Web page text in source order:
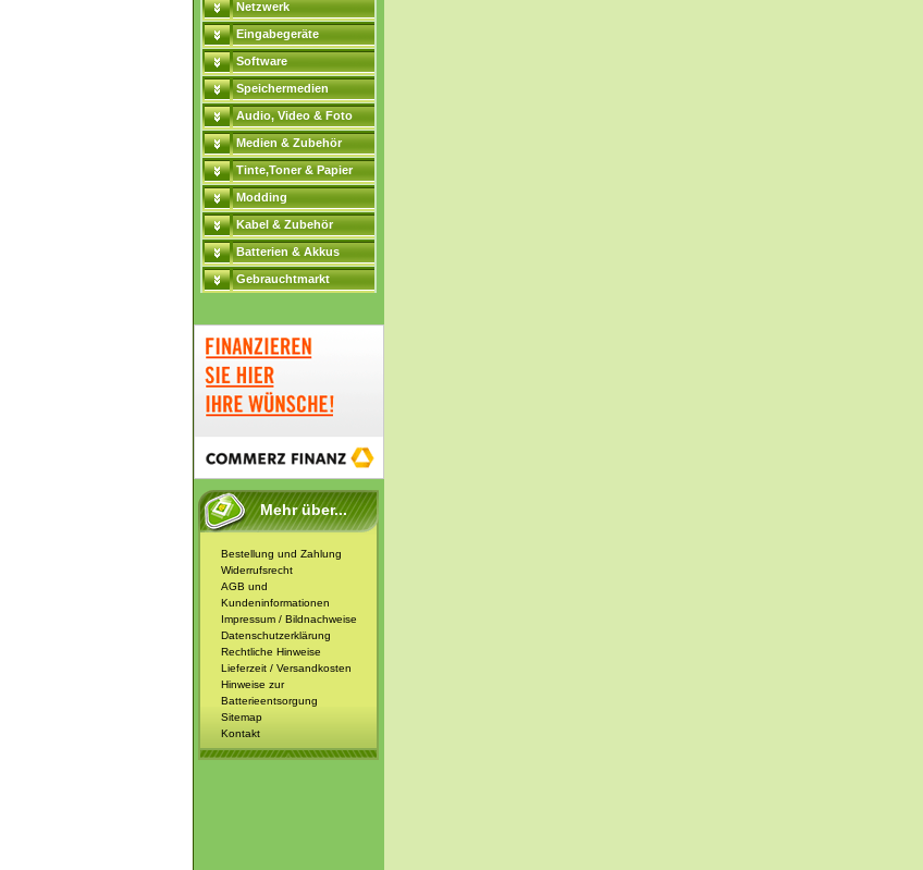
Netzwerk
Eingabegeräte
Software
Speichermedien
Audio, Video & Foto
Medien & Zubehör
Tinte,Toner & Papier
Modding
Kabel & Zubehör
Batterien & Akkus
Gebrauchtmarkt
Mehr über...
Bestellung und Zahlung
Widerrufsrecht
AGB und
Kundeninformationen
Impressum / Bildnachweise
Datenschutzerklärung
Rechtliche Hinweise
Lieferzeit / Versandkosten
Hinweise zur
Batterieentsorgung
Sitemap
Kontakt